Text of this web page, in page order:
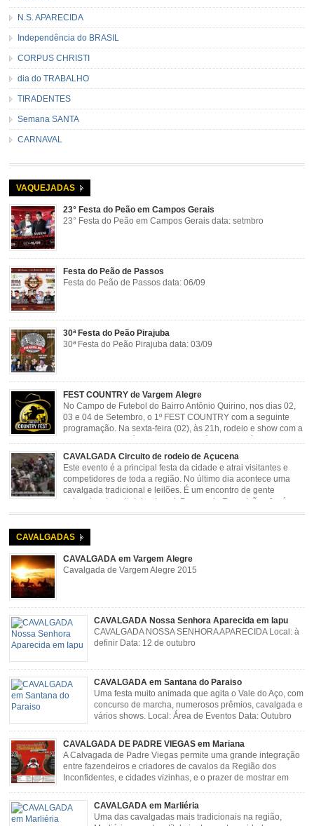
N.S. APARECIDA
Independência do BRASIL
CORPUS CHRISTI
dia do TRABALHO
TIRADENTES
Semana SANTA
CARNAVAL
VAQUEJADAS
23° Festa do Peão em Campos Gerais
23° Festa do Peão em Campos Gerais data: setmbro
Festa do Peão de Passos
Festa do Peão de Passos data: 06/09
30ª Festa do Peão Pirajuba
30ª Festa do Peão Pirajuba data: 03/09
FEST COUNTRY de Vargem Alegre
No Campo de Futebol do Bairro Antônio Quirino, nos dias 02,
03 e 04 de Setembro, o 1º FEST COUNTRY com a seguinte
programação. Na sexta-feira (02), às 21h, rodeio e show com a
rodeio e shows com o Trio Pé de Cedro e o Trio […]
CAVALGADA Circuito de rodeio de Açucena
Este evento é a principal festa da cidade e atrai visitantes e
competidores de toda a região. No último dia acontece uma
cavalgada tradicional e leilões. É um encontro de gente
animada e hospitaleira. Local: Parque de Exposições José
Rosa Guimarães, Açucena Data: Setembro
CAVALGADAS
CAVALGADA em Vargem Alegre
Cavalgada de Vargem Alegre 2015
CAVALGADA Nossa Senhora Aparecida em Iapu
CAVALGADA NOSSA SENHORA APARECIDA Local: à
definir Data: 12 de outubro
CAVALGADA em Santana do Paraiso
Uma festa muito animada que agita o Vale do Aço, com
concurso de marcha, numerosos prêmios, cavalgada e
vários shows. Local: Área de Eventos Data: Outubro
CAVALGADA DE PADRE VIEGAS em Mariana
A Calvagada de Padre Viegas permite uma grande integração
entre fazendeiros e criadores de cavalos da Região dos
Inconfidentes, e cidades vizinhas, e o prazer de mostrar em
resgata cultura e saúde além de contar com apresentações musicais. Local:
Distrito de Padre Viegas, Antigo Campo de […]
CAVALGADA em Marliéria
Uma das cavalgadas mais tradicionais na região,